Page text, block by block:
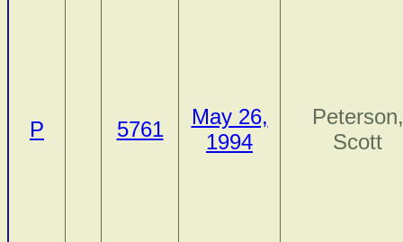
P 5761
May 26,
1994
Peterson,
Scott